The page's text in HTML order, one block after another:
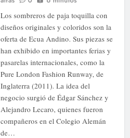
Los sombreros de paja toquilla con
diseños originales y coloridos son la
oferta de Ecua Andino. Sus piezas se
han exhibido en importantes ferias y
pasarelas internacionales, como la
Pure London Fashion Runway, de
Inglaterra (2011). La idea del
negocio surgió de Édgar Sánchez y
Alejandro Lecaro, quienes fueron
compañeros en el Colegio Alemán
de…